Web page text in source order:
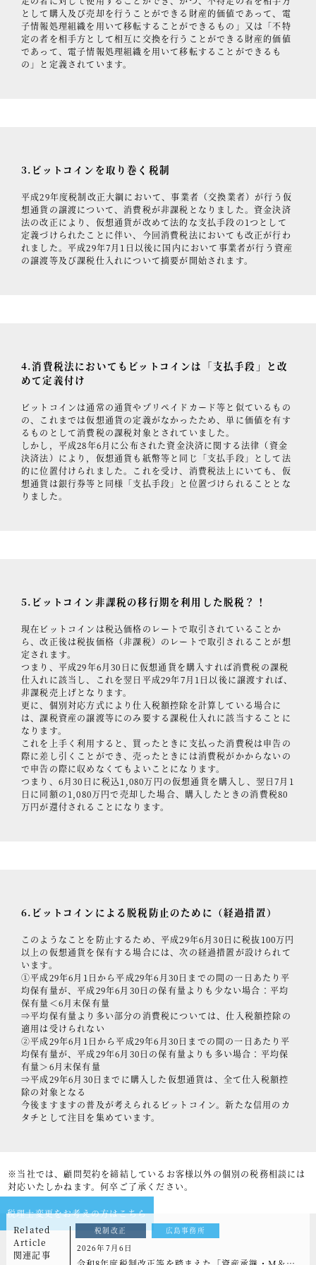
として購入及び売却を行うことができる財産的価値であって、電
子情報処理組織を用いて移転することができるもの」又は「不特
定の者を相手方として相互に交換を行うことができる財産的価値
であって、電子情報処理組織を用いて移転することができるも
の」と定義されています。
3.ビットコインを取り巻く税制
平成29年度税制改正大綱において、事業者（交換業者）が行う仮
想通貨の譲渡について、消費税が非課税となりました。資金決済
法の改正により、仮想通貨が改めて法的な支払手段の1つとして
定義づけられたことに伴い、今回消費税法においても改正が行わ
れました。平成29年7月1日以後に国内において事業者が行う資産
の譲渡等及び課税仕入れについて摘要が開始されます。
4.消費税法においてもビットコインは「支払手段」と改
めて定義付け
ビットコインは通常の通貨やプリペイドカード等と似ているもの
の、これまでは仮想通貨の定義がなかったため、単に価値を有す
るものとして消費税の課税対象とされていました。
しかし，平成28年6月に公布された資金決済に関する法律（資金
決済法）により，仮想通貨も紙幣等と同じ「支払手段」として法
的に位置付けられました。これを受け、消費税法上にいても、仮
想通貨は銀行券等と同様「支払手段」と位置づけられることとな
りました。
5.ビットコイン非課税の移行期を利用した脱税？！
現在ビットコインは税込価格のレートで取引されていることか
ら、改正後は税抜価格（非課税）のレートで取引されることが想
定されます。
つまり、平成29年6月30日に仮想通貨を購入すれば消費税の課税
仕入れに該当し、これを翌日平成29年7月1日以後に譲渡すれば、
非課税売上げとなります。
更に、個別対応方式により仕入税額控除を計算している場合に
は、課税資産の譲渡等にのみ要する課税仕入れに該当することに
なります。
これを上手く利用すると、買ったときに支払った消費税は申告の
際に差し引くことができ、売ったときには消費税がかからないの
で申告の際に収めなくてもよいことになります。
つまり、6月30日に税込1,080万円の仮想通貨を購入し、翌日7月1
日に同額の1,080万円で売却した場合、購入したときの消費税80
万円が還付されることになります。
6.ビットコインによる脱税防止のために（経過措置）
このようなことを防止するため、平成29年6月30日に税抜100万円
以上の仮想通貨を保有する場合には、次の経過措置が設けられて
います。
①平成29年6月1日から平成29年6月30日までの間の一日あたり平
均保有量が、平成29年6月30日の保有量よりも少ない場合：平均
保有量＜6月末保有量
⇒平均保有量より多い部分の消費税については、仕入税額控除の
適用は受けられない
②平成29年6月1日から平成29年6月30日までの間の一日あたり平
均保有量が、平成29年6月30日の保有量よりも多い場合：平均保
有量＞6月末保有量
⇒平成29年6月30日までに購入した仮想通貨は、全て仕入税額控
除の対象となる
今後ますますの普及が考えられるビットコイン。新たな信用のカ
タチとして注目を集めています。
※当社では、顧問契約を締結しているお客様以外の個別の税務相談には
対応いたしかねます。何卒ご了承ください。
税理士変更をお考えの方はこちら
Related
Article
関連記事
税制改正 広島事務所
2026年7月6日